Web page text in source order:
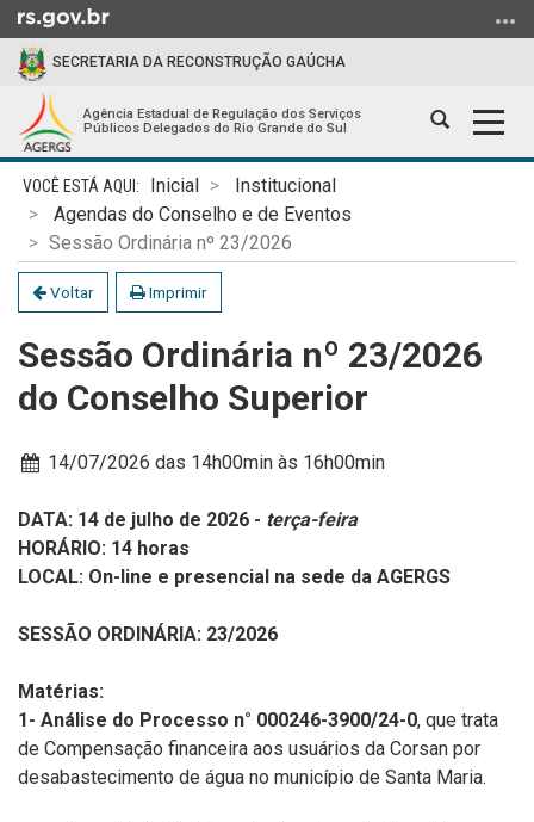
para
conteúdo
para
menu
para
SECRETARIA DA RECONSTRUÇÃO GAÚCHA
Agência Estadual de Regulação dos Serviços
Públicos Delegados do Rio Grande do Sul
Abrir
Início
conteúdo
Inicial
Institucional
Agendas do Conselho e de Eventos
Sessão Ordinária nº 23/2026
Voltar Imprimir
Sessão Ordinária nº 23/2026
do Conselho Superior
Data:
14/07/2026 das 14h00min às 16h00min
DATA: 14 de julho de 2026 - terça-feira
HORÁRIO: 14 horas
LOCAL: On-line e presencial na sede da AGERGS
SESSÃO ORDINÁRIA: 23/2026
Matérias:
1- Análise do Processo n° 000246-3900/24-0, que trata
de Compensação financeira aos usuários da Corsan por
desabastecimento de água no município de Santa Maria.